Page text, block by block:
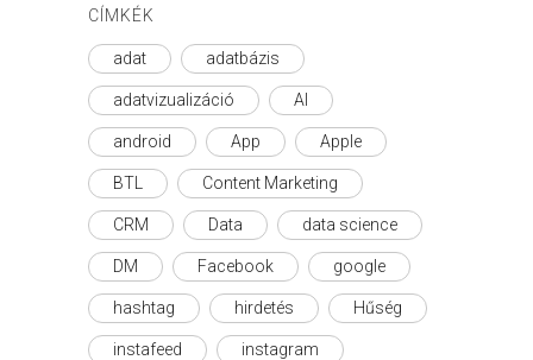
CÍMKÉK
adat adatbázis
adatvizualizáció AI
android App Apple
BTL Content Marketing
CRM Data data science
DM Facebook google
hashtag hirdetés Hűség
instafeed instagram